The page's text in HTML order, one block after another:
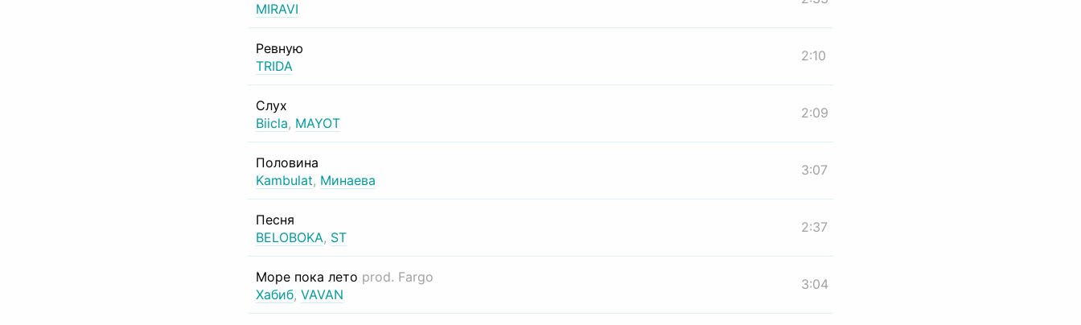
MIRAVI
Ревную
TRIDA
2:10
Слух
Biicla, MAYOT
2:09
Половина
Kambulat, Минаева
3:07
Песня
BELOBOKA, ST
2:37
Море пока лето prod. Fargo
Хабиб, VAVAN
3:04